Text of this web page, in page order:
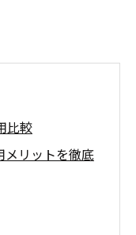
比較
メリットを徹底
かる最適な選